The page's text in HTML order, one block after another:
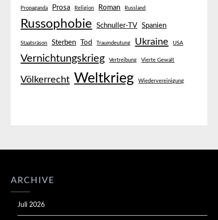
Propaganda Prosa Religion Roman Russland
Russophobie Schnuller-TV Spanien
Staatsräson Sterben Tod Traumdeutung Ukraine USA
Vernichtungskrieg Vertreibung Vierte Gewalt
Völkerrecht Weltkrieg Wiedervereinigung
ARCHIVE
Juli 2026